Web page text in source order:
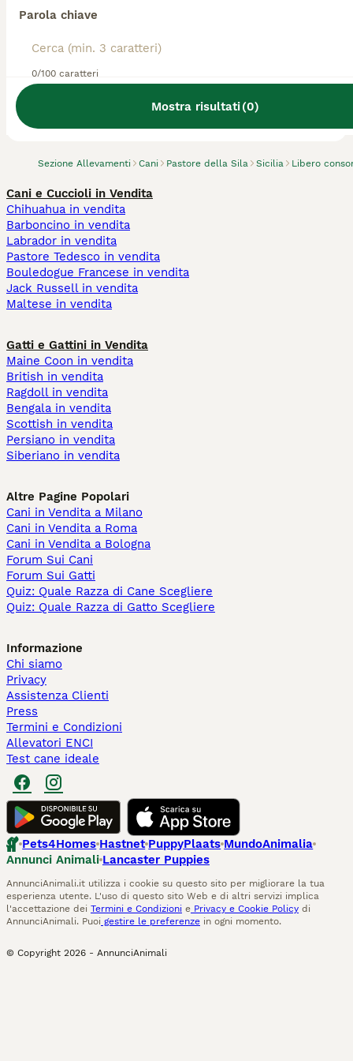
Parola chiave
0/100 caratteri
Mostra risultati(0)
Sezione Allevamenti Cani Pastore della Sila Sicilia Libero
Abbiamo trovato 0 Allevamento di Pastore
della Sila, Riesi.
Cani e Cuccioli in Vendita
Chihuahua in vendita
Barboncino in vendita
Labrador in vendita
Pastore Tedesco in vendita
Bouledogue Francese in vendita
Jack Russell in vendita
Maltese in vendita
Gatti e Gattini in Vendita
Maine Coon in vendita
British in vendita
Ragdoll in vendita
Bengala in vendita
Scottish in vendita
Persiano in vendita
Siberiano in vendita
Altre Pagine Popolari
Cani in Vendita a Milano
Cani in Vendita a Roma
Cani in Vendita a Bologna
Forum Sui Cani
Forum Sui Gatti
Quiz: Quale Razza di Cane Scegliere
Quiz: Quale Razza di Gatto Scegliere
Informazione
Chi siamo
Privacy
Assistenza Clienti
Press
Termini e Condizioni
Allevatori ENCI
Test cane ideale
Pets4Homes Hastnet PuppyPlaats MundoAnimalia
Annunci Animali Lancaster Puppies
AnnunciAnimali.it utilizza i cookie su questo sito per migliorare la tua
esperienza utente. L'uso di questo sito Web e di altri servizi implica
l'accettazione dei Termini e Condizioni e Privacy e Cookie Policy di
AnnunciAnimali. Puoi gestire le preferenze in ogni momento.
© Copyright 2026 - AnnunciAnimali